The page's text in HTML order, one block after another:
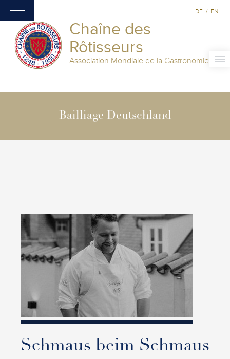
Chaîne des
Rôtisseurs
Association Mondiale de la Gastronomie
DE / EN
Bailliage Deutschland
Schmaus beim Schmaus